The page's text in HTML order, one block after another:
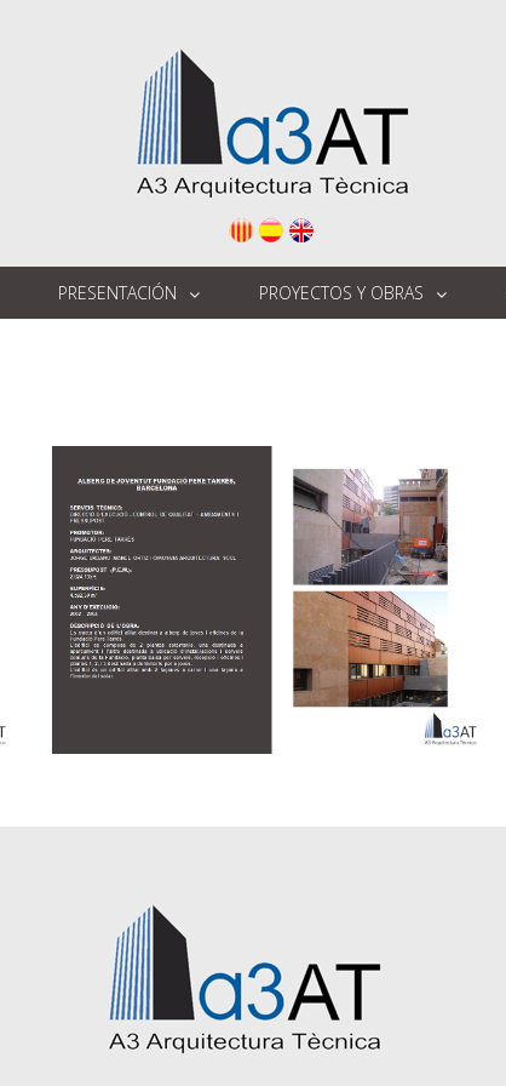
PRESENTACIÓN PROYECTOS Y OBRAS
El albergue Fundación Pere Tarrés, Barcelona